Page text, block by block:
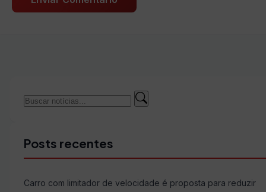
Buscar
Buscar
Posts recentes
Carro com limitador de velocidade é proposta para reduzir